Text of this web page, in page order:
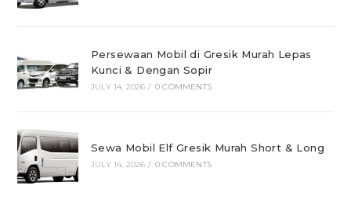
Persewaan Mobil di Gresik Murah Lepas
Kunci & Dengan Sopir
JULY 14, 2026 / 0 COMMENTS
Sewa Mobil Elf Gresik Murah Short & Long
JULY 14, 2026 / 0 COMMENTS